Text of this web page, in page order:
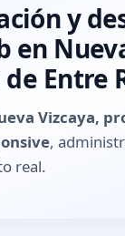
y
en
Entre
Vizcaya,
,
real.